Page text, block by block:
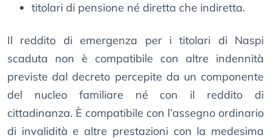
titolari di pensione né diretta che indiretta.
Il reddito di emergenza per i titolari di Naspi
scaduta non è compatibile con altre indennità
previste dal decreto percepite da un componente
del nucleo familiare né con il reddito di
cittadinanza. È compatibile con l’assegno ordinario
di invalidità e altre prestazioni con la medesima